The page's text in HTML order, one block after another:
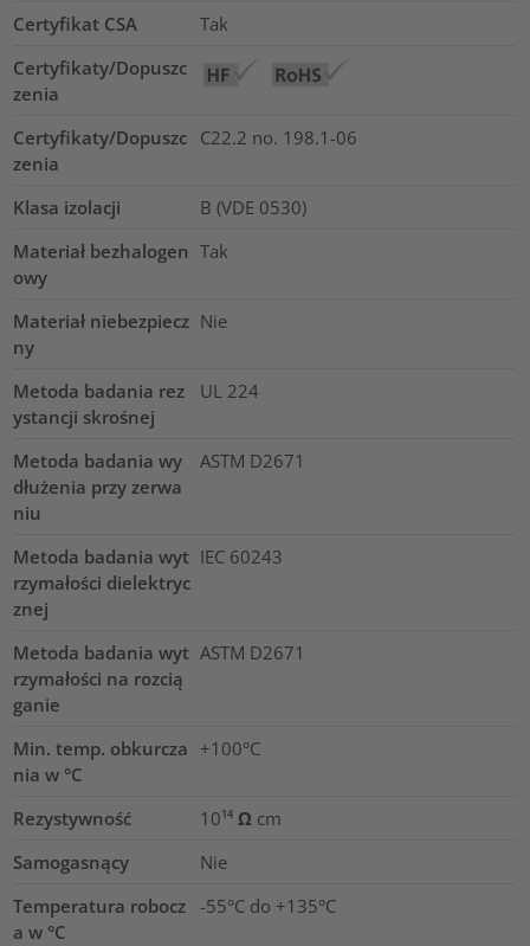
Certyfikat CSA
Tak
Certyfikaty/Dopuszc
zenia
Certyfikaty/Dopuszc
zenia
C22.2 no. 198.1-06
Klasa izolacji
B (VDE 0530)
Materiał bezhalogen
owy
Tak
Materiał niebezpiecz
ny
Nie
Metoda badania rez
ystancji skrośnej
UL 224
Metoda badania wy
dłużenia przy zerwa
niu
ASTM D2671
Metoda badania wyt
rzymałości dielektryc
znej
IEC 60243
Metoda badania wyt
rzymałości na rozcią
ganie
ASTM D2671
Min. temp. obkurcza
nia w °C
+100°C
Rezystywność
10¹⁴ Ω cm
Samogasnący
Nie
Temperatura robocz
a w °C
-55°C do +135°C